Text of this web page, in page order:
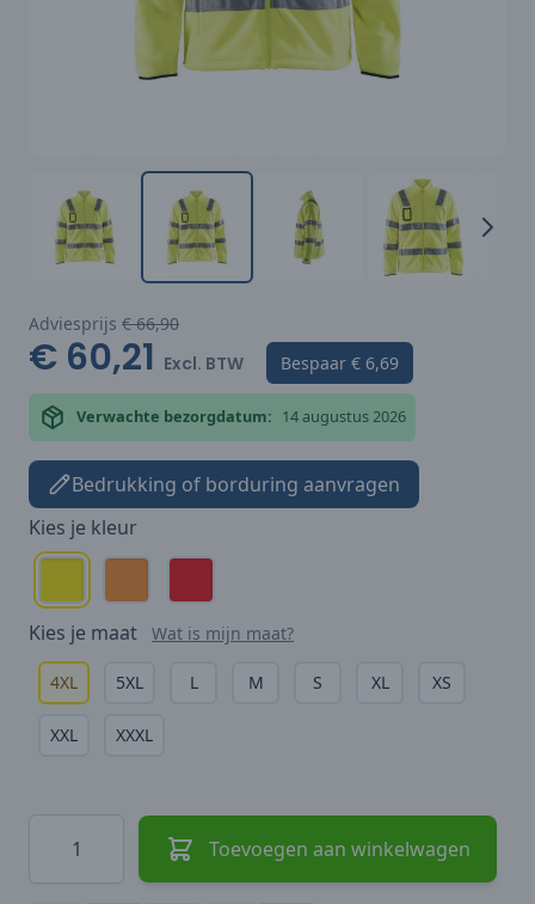
Adviesprijs € 66,90
€ 60,21 Excl. BTW Bespaar € 6,69
Verwachte bezorgdatum: 14 augustus 2026
Bedrukking of borduring aanvragen
Kies je kleur
Kies je maat Wat is mijn maat?
4XL 5XL L M S XL XS
XXL XXXL
Hoeveelheid
Toevoegen aan winkelwagen